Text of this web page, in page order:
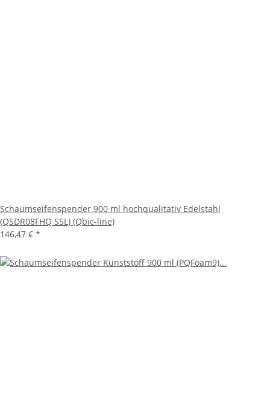
Schaumseifenspender 900 ml hochqualitativ Edelstahl
(QSDR08FHQ SSL) (Qbic-line)
146,47 € *